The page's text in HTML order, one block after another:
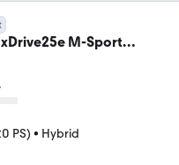
M-Sport
PS) • Hybrid